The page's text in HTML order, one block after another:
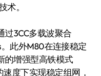
术。
3CC多载波聚合
此外M80在连接稳定
的增强型高铁模式
度下实现稳定组网，